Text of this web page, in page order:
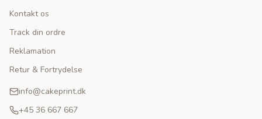
Kontakt os
Track din ordre
Reklamation
Retur & Fortrydelse
info@cakeprint.dk
+45 36 667 667